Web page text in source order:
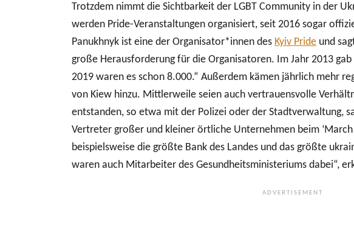
Trotzdem nimmt die Sichtbarkeit der LGBT Community in der
werden Pride-Veranstaltungen organisiert, seit 2016 sogar
Panukhnyk ist eine der Organisator*innen des Kyiv Pride und
große Herausforderung für die Organisatoren. Im Jahr 2013
2019 waren es schon 8.000.“ Außerdem kämen jährlich mehr
von Kiew hinzu. Mittlerweile seien auch vertrauensvolle
entstanden, so etwa mit der Polizei oder der Stadtverwaltung,
Vertreter großer und kleiner örtliche Unternehmen beim ‘March
beispielsweise die größte Bank des Landes und das größte
waren auch Mitarbeiter des Gesundheitsministeriums dabei“,